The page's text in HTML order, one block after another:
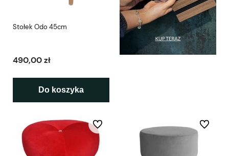
Stołek Odo 45cm
490,00 zł
Do koszyka
Do ulubionych Do